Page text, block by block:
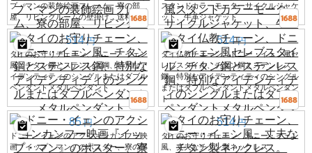
プ・マンの装飾絵画フレーム、寮の部
屋、リビングルームの壁掛け、送料無料
スタンドカラーモーターサイクルジャケ
ット、牛革ジャケット
514 円
タイのお守りチェーン、ドニー・イェン
風、チタン鋼とステンレス鋼、特別なア
イデンティティのシングルまたはダブル
ペンダントメタルペンダント
514 円
タイ仏教チェーン、ドニー・イェン風セ
レブスタイル、チタン鋼とステンレス
鋼、特別なアイデンティティのシングル
またはダブルペンダントメタルペンダン
ト
85 円
ドニー・イェンのアクションカンフー映
画『イップ・マン』のポスター、寮の部
514 円
タイのお守りチェーン、ドニー・イェン
風、丈夫なチタン製ネックレス。